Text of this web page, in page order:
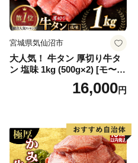
宮城県気仙沼市
大人気！ 牛タン 厚切り牛タ
ン 塩味 1kg (500g×2) [モ〜ラ
ンド 宮城県 気仙沼市 205646
60] 肉 牛肉 精肉 牛たん 牛タ
厚切り タン
16,000円